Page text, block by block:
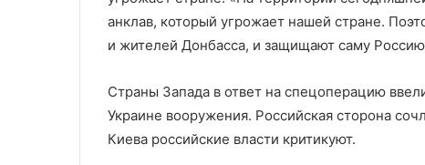
анклав, который угрожает нашей стране.
и жителей Донбасса, и защищают саму
Страны Запада в ответ на спецоперацию
Украине вооружения. Российская сторона
Киева российские власти критикуют.